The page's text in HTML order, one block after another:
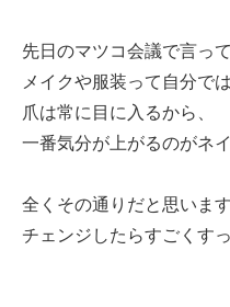
先日のマツコ会議で言って
メイクや服装って自分で
爪は常に目に入るから、
一番気分が上がるのがネ
全くその通りだと思います
チェンジしたらすごくす